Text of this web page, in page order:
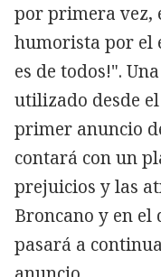
por primera vez,
humorista por el
es de todos!".
utilizado desde
primer anuncio
contará con un
prejuicios y las
Broncano y en el
pasará a